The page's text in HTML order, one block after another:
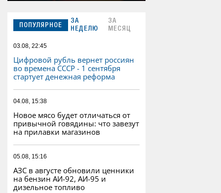
ПОПУЛЯРНОЕ
ЗА
НЕДЕЛЮ
ЗА
МЕСЯЦ
03.08, 22:45
Цифровой рубль вернет россиян
во времена СССР - 1 сентября
стартует денежная реформа
04.08, 15:38
Новое мясо будет отличаться от
привычной говядины: что завезут
на прилавки магазинов
05.08, 15:16
АЗС в августе обновили ценники
на бензин АИ-92, АИ-95 и
дизельное топливо